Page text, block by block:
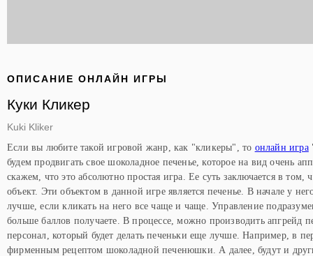
ОПИСАНИЕ ОНЛАЙН ИГРЫ
Куки Кликер
Kuki Kliker
Если вы любите такой игровой жанр, как "кликеры", то онлайн игра
будем продвигать свое шоколадное печенье, которое на вид очень
скажем, что это абсолютно простая игра. Ее суть заключается в
объект. Эти объектом в данной игре является печенье. В начале у
лучше, если кликать на него все чаще и чаще. Управление
больше баллов получаете. В процессе, можно производить
персонал, который будет делать печеньки еще лучше. Например, в
фирменным рецептом шоколадной печенюшки. А далее, будут и